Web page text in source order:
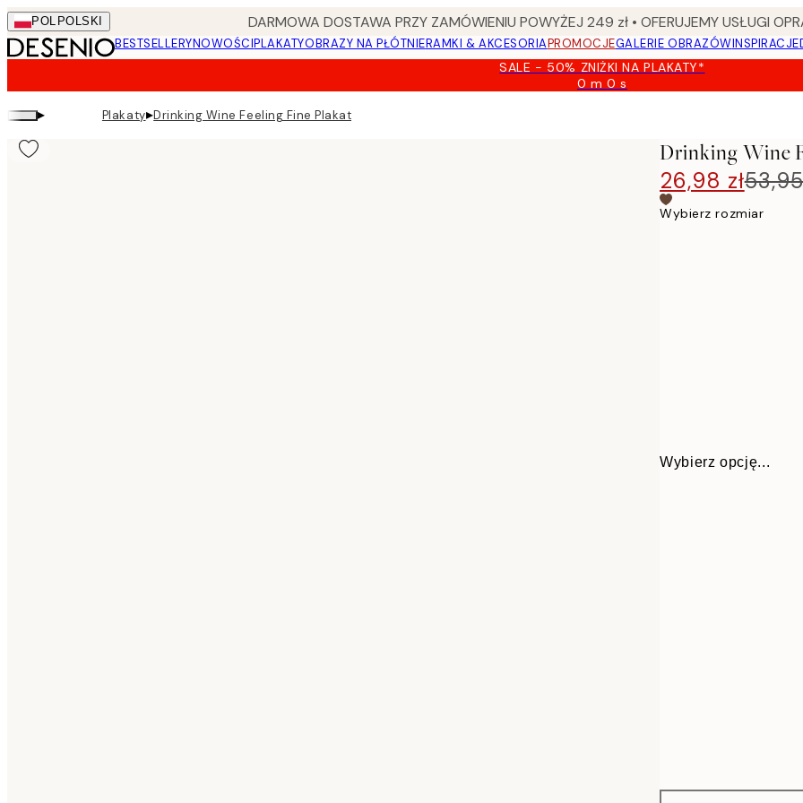
Skip
to
main
POL POLSKI DARMOWA DOSTAWA PRZY ZAMÓWIENIU POWYŻEJ 249 zł • OFERUJEMY USŁUGI
BESTSELLERYNOWOŚCIPLAKATYOBRAZY NA PŁÓTNIERAMKI & AKCESORIAPROMOCJEGALERIE OBRAZÓWINSPIRACJE
SALE - 50% ZNIŻKI NA PLAKATY*
0 m0 s
Ważny
▸ Plakaty▸Drinking Wine Feeling Fine Plakat
Drinking Wine
26,98 zł
Wybierz rozmiar
Wybierz opcję...